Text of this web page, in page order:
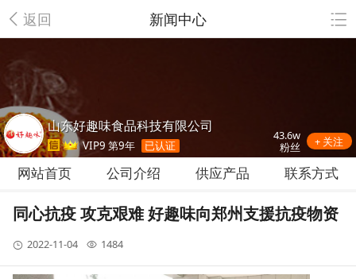
返回 新闻中心
山东好趣味食品科技有限公司
VIP9 第9年 已认证
43.6w
粉丝
+ 关注
网站首页 公司介绍 供应产品 联系方式
同心抗疫 攻克艰难 好趣味向郑州支援抗疫物资
2022-11-04 1484